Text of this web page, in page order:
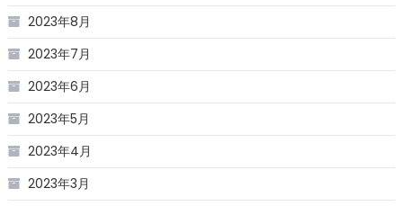
2023年8月
2023年7月
2023年6月
2023年5月
2023年4月
2023年3月